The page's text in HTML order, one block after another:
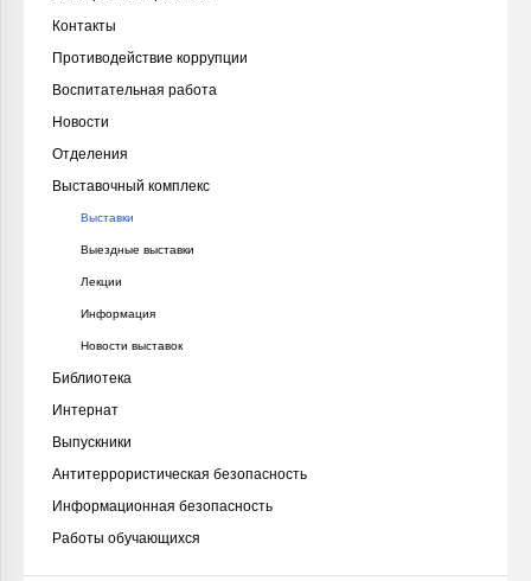
Контакты
Противодействие коррупции
Воспитательная работа
Новости
Отделения
Выставочный комплекс
Выставки
Выездные выставки
Лекции
Информация
Новости выставок
Библиотека
Интернат
Выпускники
Антитеррористическая безопасность
Информационная безопасность
Работы обучающихся